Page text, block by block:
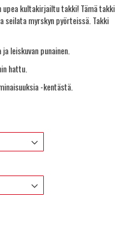
upea kultakirjailtu takki! Tämä takki
seilata myrskyn pyörteissä. Takki
leiskuvan punainen.
hattu.
-kentästä.